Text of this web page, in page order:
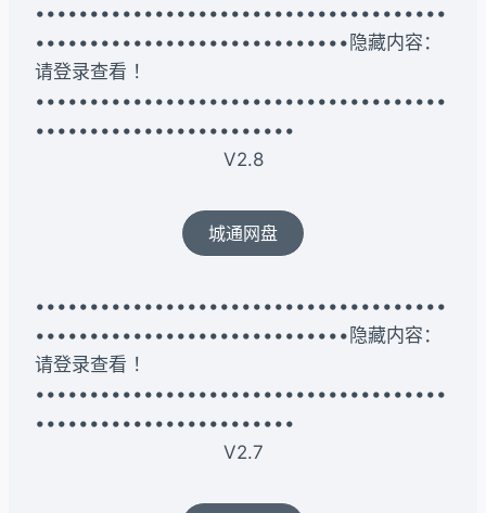
••••••••••••••••••••••••••••••••••••••
•••••••••••••••••••••••••••••隐藏内容：
请登录查看 ！
••••••••••••••••••••••••••••••••••••••
••••••••••••••••••••••••
V2.8
城通网盘
••••••••••••••••••••••••••••••••••••••
•••••••••••••••••••••••••••••隐藏内容：
请登录查看 ！
••••••••••••••••••••••••••••••••••••••
••••••••••••••••••••••••
V2.7